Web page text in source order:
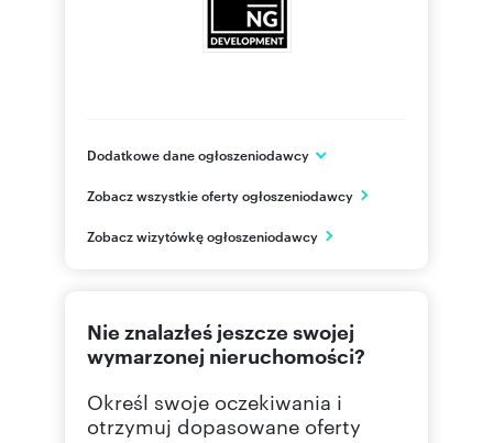
Dodatkowe dane ogłoszeniodawcy
ul. Kwiatkowskiego 44A/1
podkarpackie
665 00 Pokaż telefon
695 00 Pokaż telefon
Zobacz wszystkie oferty ogłoszeniodawcy
Zobacz wizytówkę ogłoszeniodawcy
Nie znalazłeś jeszcze swojej
wymarzonej nieruchomości?
Określ swoje oczekiwania i
otrzymuj dopasowane oferty